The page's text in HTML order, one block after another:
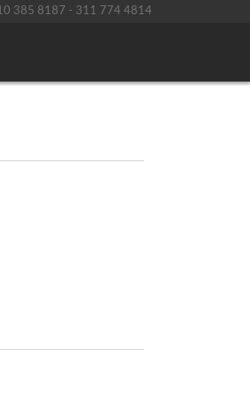
385 8187 - 311 774 4814